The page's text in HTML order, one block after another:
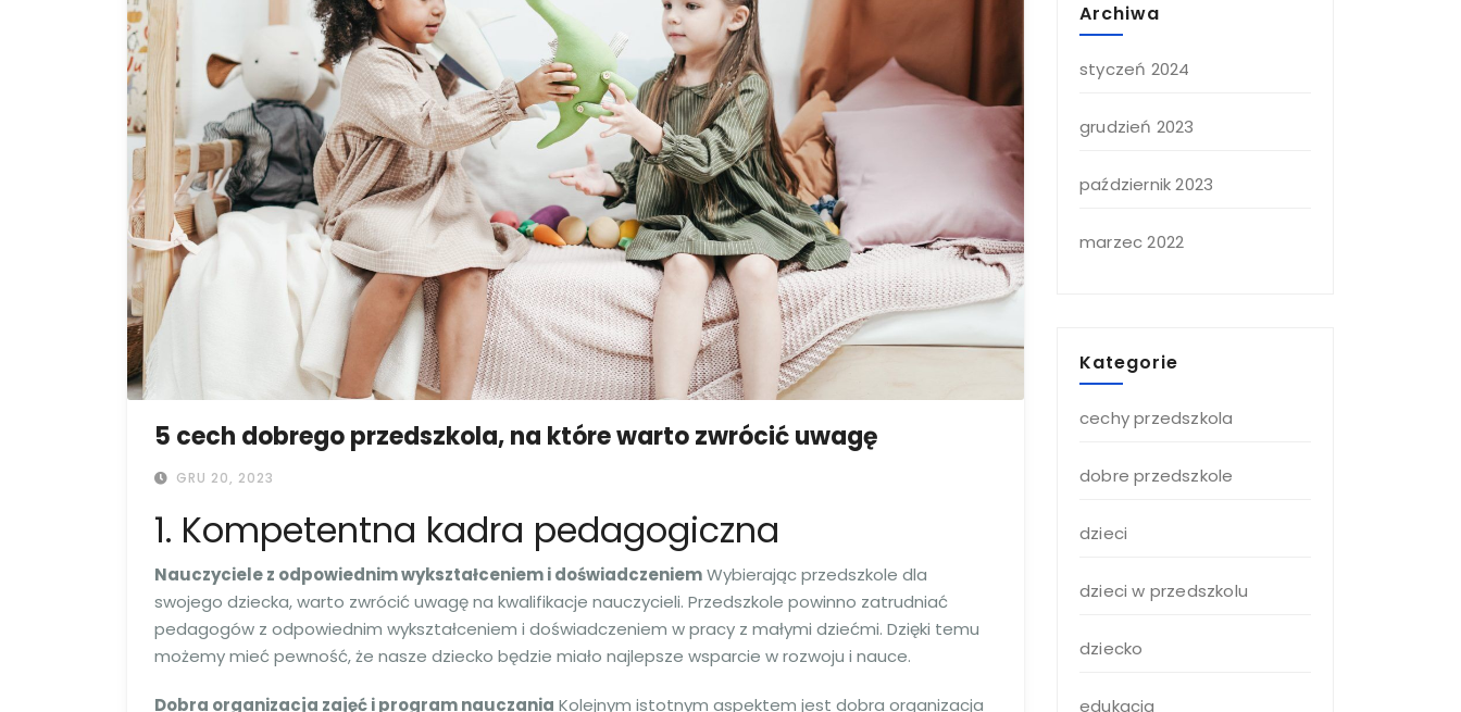
5 cech dobrego przedszkola, na które warto zwrócić uwagę
GRU 20, 2023
1. Kompetentna kadra pedagogiczna
Nauczyciele z odpowiednim wykształceniem i doświadczeniemWybierając przedszkole dla
swojego dziecka, warto zwrócić uwagę na kwalifikacje nauczycieli. Przedszkole powinno zatrudniać
pedagogów z odpowiednim wykształceniem i doświadczeniem w pracy z małymi dziećmi. Dzięki temu
możemy mieć pewność, że nasze dziecko będzie miało najlepsze wsparcie w rozwoju i nauce.
Dobra organizacja zajęć i program nauczania Kolejnym istotnym aspektem jest dobra organizacja
Archiwa
styczeń 2024
grudzień 2023
październik 2023
marzec 2022
Kategorie
cechy przedszkola
dobre przedszkole
dzieci
dzieci w przedszkolu
dziecko
edukacja